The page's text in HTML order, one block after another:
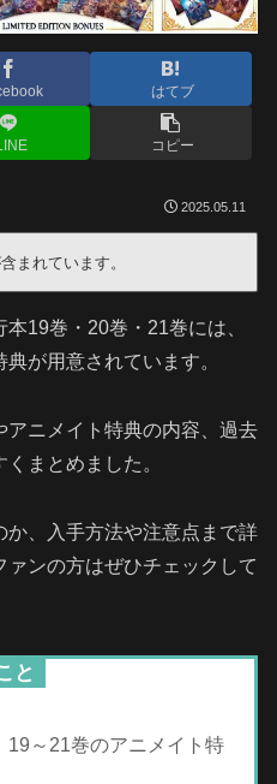
はてブ
コピー
2025.05.11
まれています。
19巻・20巻・21巻には、
が用意されています。
ニメイト特典の内容、過去
まとめました。
か、入手方法や注意点まで詳
ンの方はぜひチェックして
と
19～21巻のアニメイト特